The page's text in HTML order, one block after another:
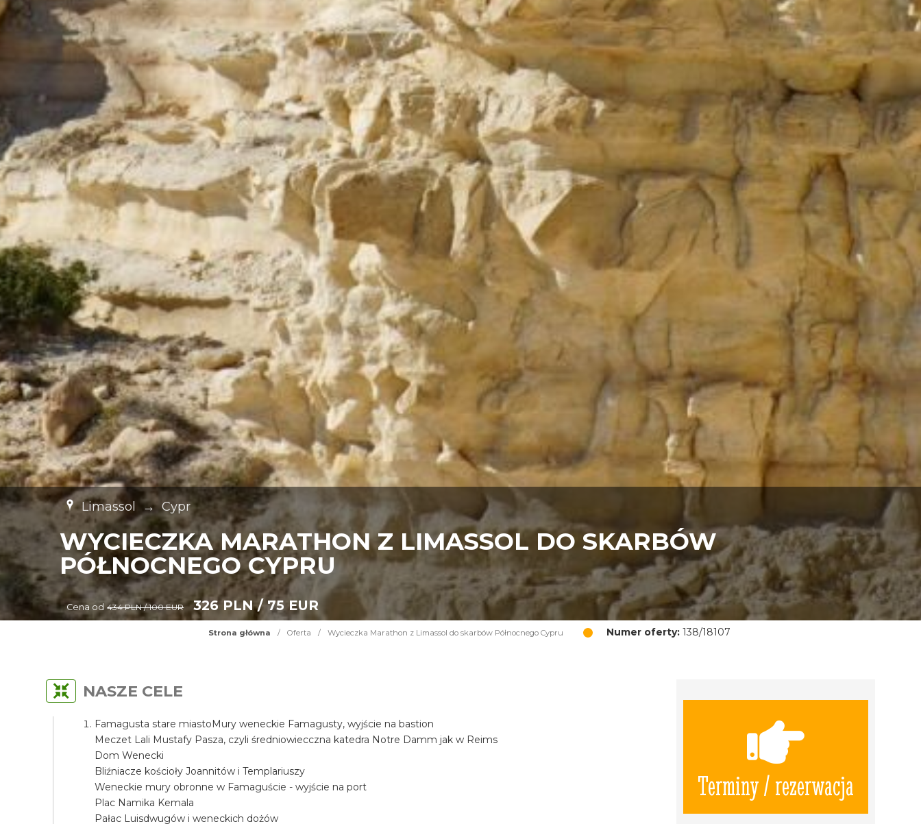
Limassol → Cypr
WYCIECZKA MARATHON Z LIMASSOL DO SKARBÓW
PÓŁNOCNEGO CYPRU
Cena od 434 PLN / 100 EUR 326 PLN / 75 EUR
Strona główna / Oferta / Wycieczka Marathon z Limassol do skarbów Północnego Cypru Numer oferty:138/18107
Terminy / rezerwacja
NASZE CELE
Famagusta stare miastoMury weneckie Famagusty, wyjście na bastion
Meczet Lali Mustafy Pasza, czyli średniowiecczna katedra Notre Damm jak w Reims
Dom Wenecki
Bliźniacze kościoły Joannitów i Templariuszy
Weneckie mury obronne w Famaguście - wyjście na port
Plac Namika Kemala
Pałac Luisdwugów i weneckich dożów